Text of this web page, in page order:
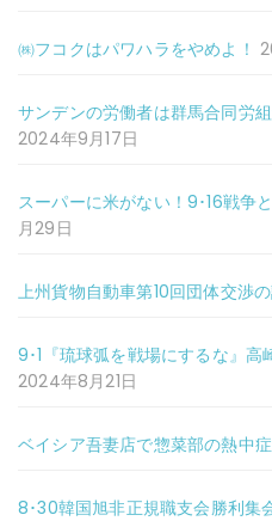
㈱フコクはパワハラをやめよ！
サンデンの労働者は群馬合同労
2024年9月17日
スーパーに米がない！9･16戦争
月29日
上州貨物自動車第10回団体交渉
9･1『琉球弧を戦場にするな』高
2024年8月21日
ベイシア吾妻店で惣菜部の熱中
8･30韓国旭非正規職支会勝利集